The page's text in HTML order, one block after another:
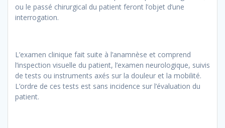
ou le passé chirurgical du patient feront l’objet d’une
interrogation.
L’examen clinique fait suite à l’anamnèse et comprend
l’inspection visuelle du patient, l’examen neurologique, suivis
de tests ou instruments axés sur la douleur et la mobilité.
L’ordre de ces tests est sans incidence sur l’évaluation du
patient.